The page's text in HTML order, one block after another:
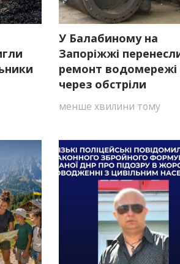
У Балабиному на
Запоріжжі
ремонт водомережі
через обстріли
менше хвилини тому